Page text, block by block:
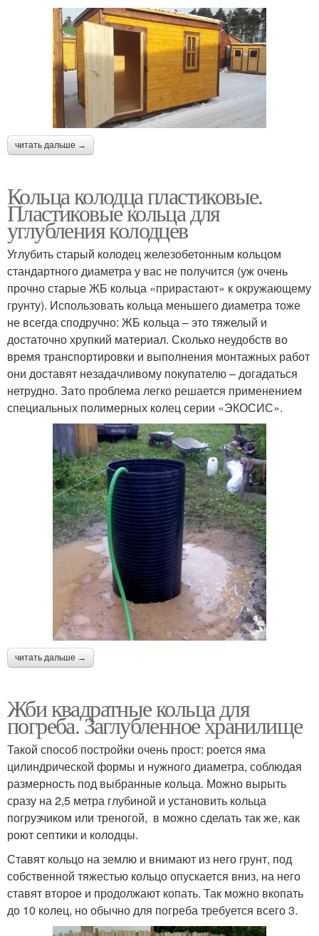
читать дальше →
Кольца колодца пластиковые.
Пластиковые кольца для
углубления колодцев
Углубить старый колодец железобетонным кольцом
стандартного диаметра у вас не получится (уж очень
прочно старые ЖБ кольца «прирастают» к окружающему
грунту). Использовать кольца меньшего диаметра тоже
не всегда сподручно: ЖБ кольца – это тяжелый и
достаточно хрупкий материал. Сколько неудобств во
время транспортировки и выполнения монтажных работ
они доставят незадачливому покупателю – догадаться
нетрудно. Зато проблема легко решается применением
специальных полимерных колец серии «ЭКОСИС».
читать дальше →
Жби квадратные кольца для
погреба. Заглубленное хранилище
Такой способ постройки очень прост: роется яма
цилиндрической формы и нужного диаметра, соблюдая
размерность под выбранные кольца. Можно вырыть
сразу на 2,5 метра глубиной и установить кольца
погрузчиком или треногой, в можно сделать так же, как
роют септики и колодцы.
Ставят кольцо на землю и внимают из него грунт, под
собственной тяжестью кольцо опускается вниз, на него
ставят второе и продолжают копать. Так можно вкопать
до 10 колец, но обычно для погреба требуется всего 3.